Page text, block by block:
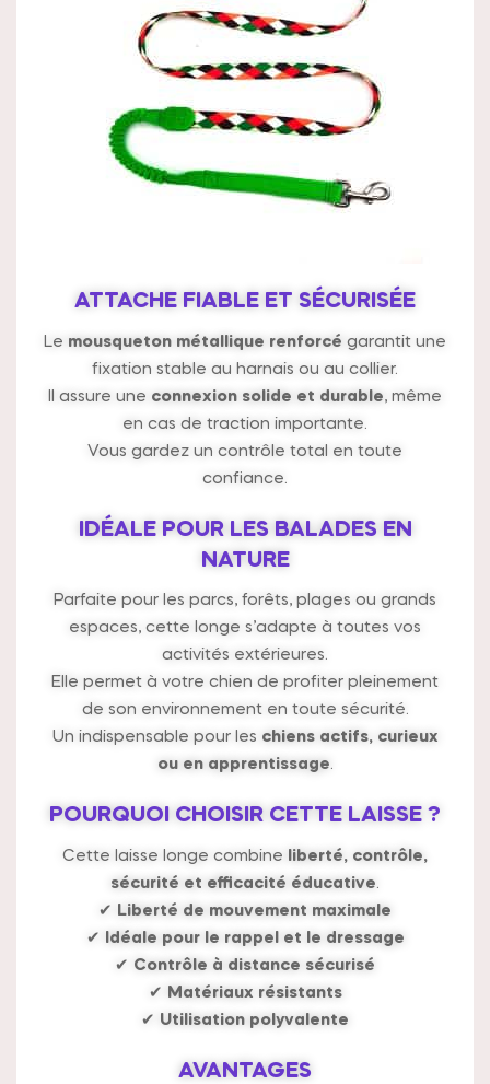
ATTACHE FIABLE ET SÉCURISÉE
Le mousqueton métallique renforcé garantit une
fixation stable au harnais ou au collier.
Il assure une connexion solide et durable, même
en cas de traction importante.
Vous gardez un contrôle total en toute
confiance.
IDÉALE POUR LES BALADES EN
NATURE
Parfaite pour les parcs, forêts, plages ou grands
espaces, cette longe s’adapte à toutes vos
activités extérieures.
Elle permet à votre chien de profiter pleinement
de son environnement en toute sécurité.
Un indispensable pour les chiens actifs, curieux
ou en apprentissage.
POURQUOI CHOISIR CETTE LAISSE ?
Cette laisse longe combine
liberté, contrôle,
sécurité et efficacité éducative.
✔
Liberté de mouvement maximale
✔
Idéale pour le rappel et le dressage
✔ Contrôle à distance sécurisé
✔
Matériaux résistants
✔ Utilisation polyvalente
AVANTAGES